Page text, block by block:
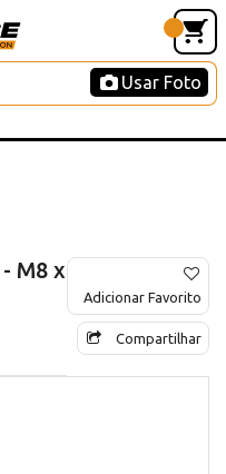
Usar Foto
M8 x
Adicionar Favorito
Compartilhar